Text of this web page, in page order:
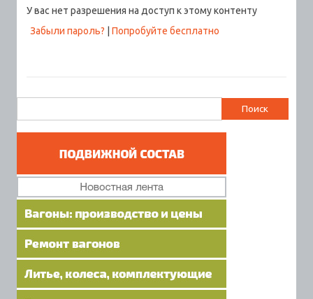
У вас нет разрешения на доступ к этому контенту
Забыли пароль? | Попробуйте бесплатно